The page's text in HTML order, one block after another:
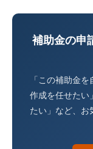
補助金の申
「この補助金
作成を任せたい
たい」など、お